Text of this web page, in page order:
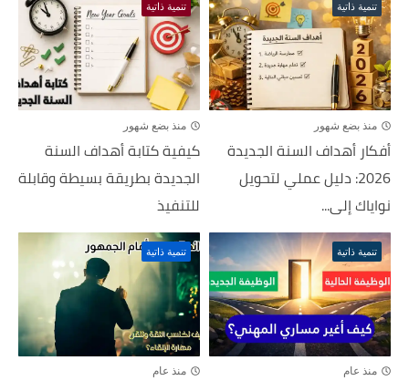
تنمية ذاتية
منذ بضع شهور
أفكار أهداف السنة الجديدة
2026: دليل عملي لتحويل
نواياك إلى...
تنمية ذاتية
منذ بضع شهور
كيفية كتابة أهداف السنة
الجديدة بطريقة بسيطة وقابلة
للتنفيذ
تنمية ذاتية
منذ عام
تنمية ذاتية
منذ عام